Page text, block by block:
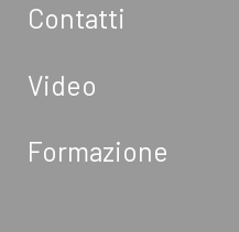
Contatti
Video
Formazione